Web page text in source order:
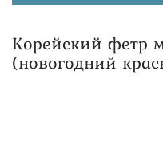
Корейский фетр
(новогодний